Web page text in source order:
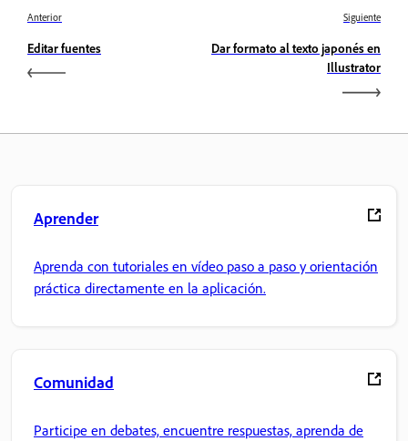
Anterior
Editar fuentes
Siguiente
Dar formato al texto japonés en
Illustrator
Aprender
Aprenda con tutoriales en vídeo paso a paso y orientación
práctica directamente en la aplicación.
Comunidad
Participe en debates, encuentre respuestas, aprenda de